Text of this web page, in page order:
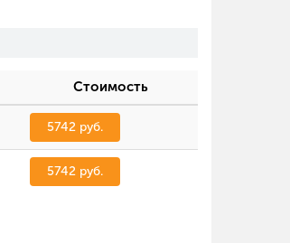
Стоимость
5742 руб.
5742 руб.